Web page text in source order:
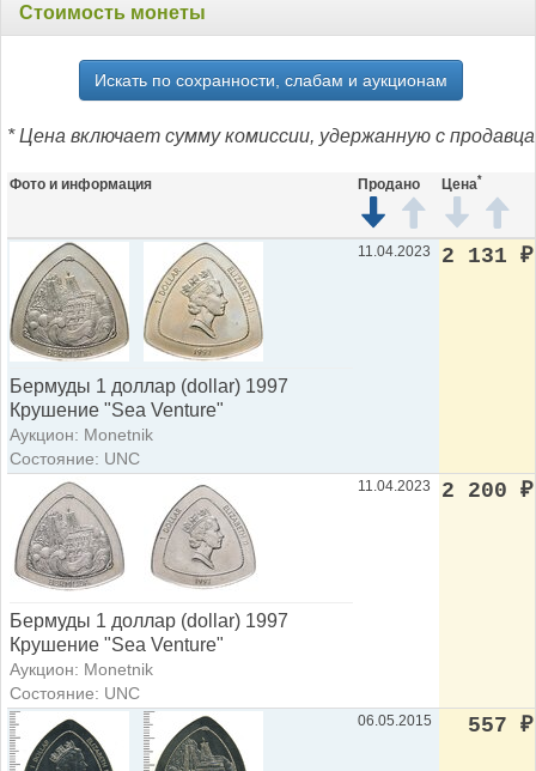
Стоимость монеты
Искать по сохранности, слабам и аукционам
* Цена включает сумму комиссии, удержанную с продавца
Фото и информация Продано Цена*
Бермуды 1 доллар (dollar) 1997
Крушение "Sea Venture"
Аукцион: Monetnik
Состояние: UNC
11.04.2023 2 131 ₽
Бермуды 1 доллар (dollar) 1997
Крушение "Sea Venture"
Аукцион: Monetnik
Состояние: UNC
11.04.2023 2 200 ₽
06.05.2015 557 ₽